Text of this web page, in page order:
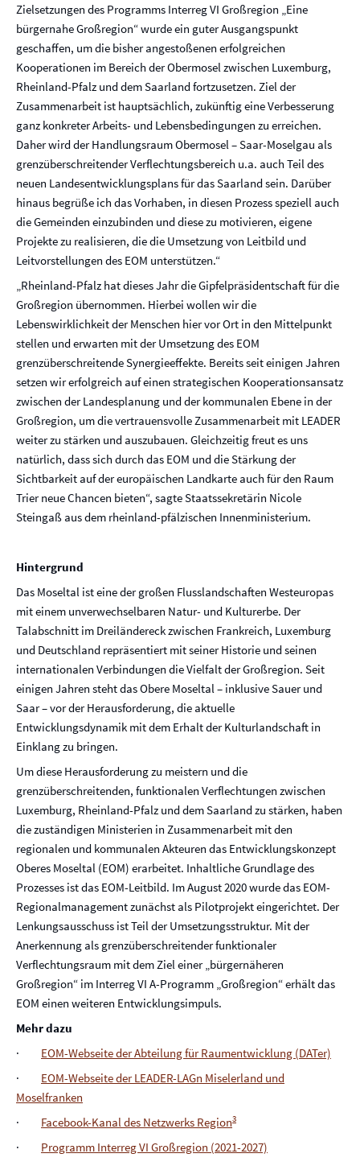
Zielsetzungen des Programms Interreg VI Großregion „Eine
bürgernahe Großregion“ wurde ein guter Ausgangspunkt
geschaffen, um die bisher angestoßenen erfolgreichen
Kooperationen im Bereich der Obermosel zwischen Luxemburg,
Rheinland-Pfalz und dem Saarland fortzusetzen. Ziel der
Zusammenarbeit ist hauptsächlich, zukünftig eine Verbesserung
ganz konkreter Arbeits- und Lebensbedingungen zu erreichen.
Daher wird der Handlungsraum Obermosel – Saar-Moselgau als
grenzüberschreitender Verflechtungsbereich u.a. auch Teil des
neuen Landesentwicklungsplans für das Saarland sein. Darüber
hinaus begrüße ich das Vorhaben, in diesen Prozess speziell auch
die Gemeinden einzubinden und diese zu motivieren, eigene
Projekte zu realisieren, die die Umsetzung von Leitbild und
Leitvorstellungen des EOM unterstützen.“
„Rheinland-Pfalz hat dieses Jahr die Gipfelpräsidentschaft für die
Großregion übernommen. Hierbei wollen wir die
Lebenswirklichkeit der Menschen hier vor Ort in den Mittelpunkt
stellen und erwarten mit der Umsetzung des EOM
grenzüberschreitende Synergieeffekte. Bereits seit einigen Jahren
setzen wir erfolgreich auf einen strategischen Kooperationsansatz
zwischen der Landesplanung und der kommunalen Ebene in der
Großregion, um die vertrauensvolle Zusammenarbeit mit LEADER
weiter zu stärken und auszubauen. Gleichzeitig freut es uns
natürlich, dass sich durch das EOM und die Stärkung der
Sichtbarkeit auf der europäischen Landkarte auch für den Raum
Trier neue Chancen bieten“, sagte Staatssekretärin Nicole
Steingaß aus dem rheinland-pfälzischen Innenministerium.
Hintergrund
Das Moseltal ist eine der großen Flusslandschaften Westeuropas
mit einem unverwechselbaren Natur- und Kulturerbe. Der
Talabschnitt im Dreiländereck zwischen Frankreich, Luxemburg
und Deutschland repräsentiert mit seiner Historie und seinen
internationalen Verbindungen die Vielfalt der Großregion. Seit
einigen Jahren steht das Obere Moseltal – inklusive Sauer und
Saar – vor der Herausforderung, die aktuelle
Entwicklungsdynamik mit dem Erhalt der Kulturlandschaft in
Einklang zu bringen.
Um diese Herausforderung zu meistern und die
grenzüberschreitenden, funktionalen Verflechtungen zwischen
Luxemburg, Rheinland-Pfalz und dem Saarland zu stärken, haben
die zuständigen Ministerien in Zusammenarbeit mit den
regionalen und kommunalen Akteuren das Entwicklungskonzept
Oberes Moseltal (EOM) erarbeitet. Inhaltliche Grundlage des
Prozesses ist das EOM-Leitbild. Im August 2020 wurde das EOM-
Regionalmanagement zunächst als Pilotprojekt eingerichtet. Der
Lenkungsausschuss ist Teil der Umsetzungsstruktur. Mit der
Anerkennung als grenzüberschreitender funktionaler
Verflechtungsraum mit dem Ziel einer „bürgernäheren
Großregion“ im Interreg VI A-Programm „Großregion“ erhält das
EOM einen weiteren Entwicklungsimpuls.
Mehr dazu
· EOM-Webseite der Abteilung für Raumentwicklung (DATer)
· EOM-Webseite der LEADER-LAGn Miselerland und
Moselfranken
· Facebook-Kanal des Netzwerks Region3
· Programm Interreg VI Großregion (2021-2027)